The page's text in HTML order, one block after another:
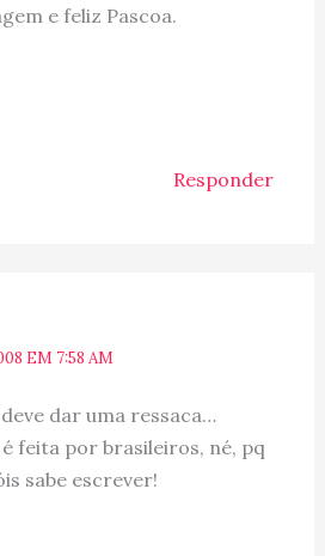
e feliz Pascoa.
Responder
EM 7:58 AM
deve dar uma ressaca…
feita por brasileiros, né, pq
sabe escrever!